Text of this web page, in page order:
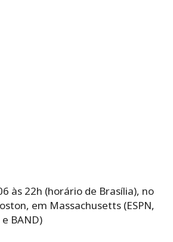
às 22h (horário de Brasília), no
em Massachusetts (ESPN,
BAND)